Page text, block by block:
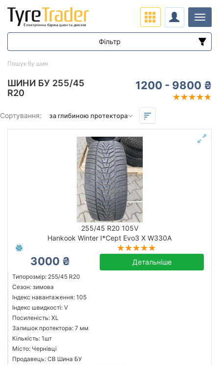
ШИНИ БУ 255/45
R20
1200 - 9800 ₴
Сортування:
255/45 R20 105V
Hankook Winter I*Cept Evo3 X W330A
3000 ₴ Детальніше
Типорозмір: 255/45 R20
Сезон: зимова
Індекс навантаження: 105
Індекс швидкості: V
Посиленість: XL
Залишок протектора: 7 мм
Кількість: 1шт
Місто: Чернівці
Продавець: СВ Шина БУ
Пошук бу шин
Фільтр
Діапазон цін
від
Залишок протектора мм.
до
Bridgestone
Cooper
Dunlop
Falken
Firestone
Goodyear
Hankook